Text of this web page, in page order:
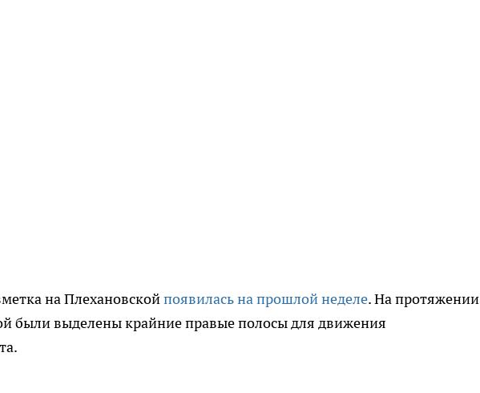
на Плехановскойпоявилась на прошлой неделе. На протяжении
были выделены крайние правые полосы для движения